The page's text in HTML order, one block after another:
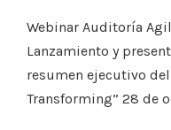
Webinar Auditoría
Lanzamiento y
resumen ejecutivo
Transforming” 28 de